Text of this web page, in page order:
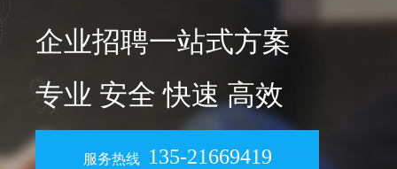
企业招聘一站式方案
专业 安全 快速 高效
服务热线 135-21669419